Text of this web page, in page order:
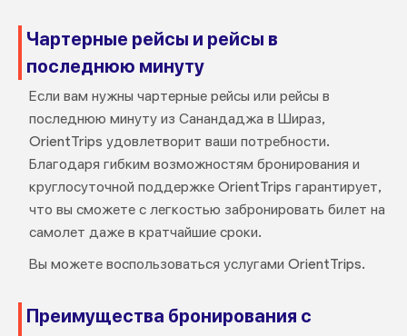
Чартерные рейсы и рейсы в
последнюю минуту
Если вам нужны чартерные рейсы или рейсы в
последнюю минуту из Санандаджа в Шираз,
OrientTrips удовлетворит ваши потребности.
Благодаря гибким возможностям бронирования и
круглосуточной поддержке OrientTrips гарантирует,
что вы сможете с легкостью забронировать билет на
самолет даже в кратчайшие сроки.
Вы можете воспользоваться услугами OrientTrips.
Преимущества бронирования с